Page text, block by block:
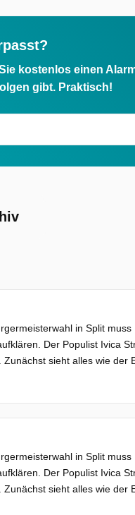
kostenlos einen
gibt. Praktisch!
in Split
Der Populist Ivica
sieht alles wie der
in Split
Der Populist Ivica
sieht alles wie der